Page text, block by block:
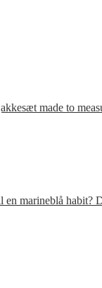
made to
marineblå